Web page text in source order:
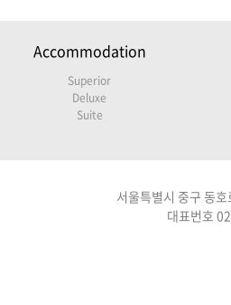
Accommodation
Superior
Deluxe
Suite
서울특별시 중구 동
대표번호